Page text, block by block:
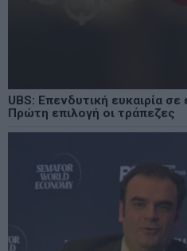
UBS: Επενδυτική ευκαιρία
Πρώτη επιλογή οι τράπεζες